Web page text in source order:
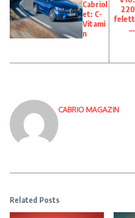
Cabriol
et: C-
Vitami
n
220
felett
…
CABRIO MAGAZIN
Related Posts